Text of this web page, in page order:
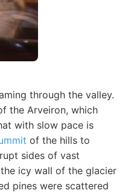
through the valley.
the Arveiron, which
with slow pace is
of the hills to
sides of vast
icy wall of the glacier
pines were scattered